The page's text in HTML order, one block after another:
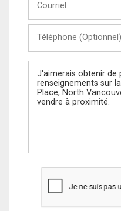
(Optionnel)
Message